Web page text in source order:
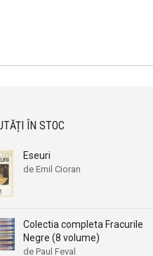
ÎN STOC
Eseuri
de Emil Cioran
Colectia completa Fracurile
Negre (8 volume)
de Paul Feval